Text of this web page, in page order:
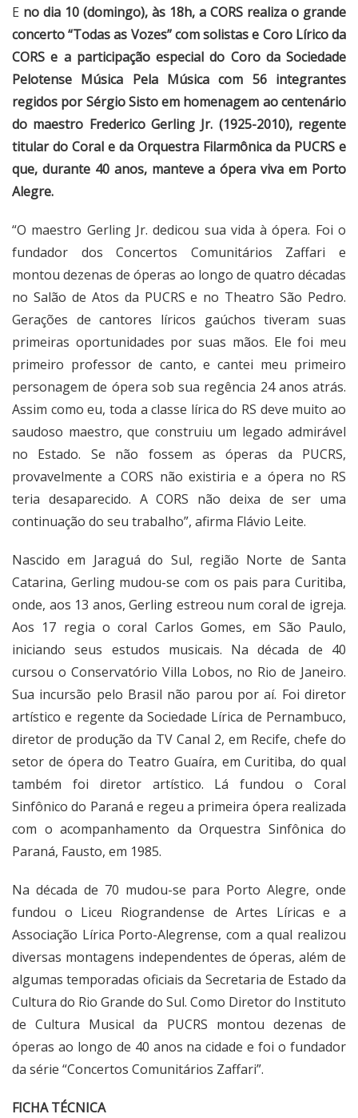
E no dia 10 (domingo), às 18h, a CORS realiza o grande
concerto “Todas as Vozes” com solistas e Coro Lírico da
CORS e a participação especial do Coro da Sociedade
Pelotense Música Pela Música com 56 integrantes
regidos por Sérgio Sisto em homenagem ao centenário
do maestro Frederico Gerling Jr. (1925-2010), regente
titular do Coral e da Orquestra Filarmônica da PUCRS e
que, durante 40 anos, manteve a ópera viva em Porto
Alegre.
“O maestro Gerling Jr. dedicou sua vida à ópera. Foi o
fundador dos Concertos Comunitários Zaffari e
montou dezenas de óperas ao longo de quatro décadas
no Salão de Atos da PUCRS e no Theatro São Pedro.
Gerações de cantores líricos gaúchos tiveram suas
primeiras oportunidades por suas mãos. Ele foi meu
primeiro professor de canto, e cantei meu primeiro
personagem de ópera sob sua regência 24 anos atrás.
Assim como eu, toda a classe lírica do RS deve muito ao
saudoso maestro, que construiu um legado admirável
no Estado. Se não fossem as óperas da PUCRS,
provavelmente a CORS não existiria e a ópera no RS
teria desaparecido. A CORS não deixa de ser uma
continuação do seu trabalho”, afirma Flávio Leite.
Nascido em Jaraguá do Sul, região Norte de Santa
Catarina, Gerling mudou-se com os pais para Curitiba,
onde, aos 13 anos, Gerling estreou num coral de igreja.
Aos 17 regia o coral Carlos Gomes, em São Paulo,
iniciando seus estudos musicais. Na década de 40
cursou o Conservatório Villa Lobos, no Rio de Janeiro.
Sua incursão pelo Brasil não parou por aí. Foi diretor
artístico e regente da Sociedade Lírica de Pernambuco,
diretor de produção da TV Canal 2, em Recife, chefe do
setor de ópera do Teatro Guaíra, em Curitiba, do qual
também foi diretor artístico. Lá fundou o Coral
Sinfônico do Paraná e regeu a primeira ópera realizada
com o acompanhamento da Orquestra Sinfônica do
Paraná, Fausto, em 1985.
Na década de 70 mudou-se para Porto Alegre, onde
fundou o Liceu Riograndense de Artes Líricas e a
Associação Lírica Porto-Alegrense, com a qual realizou
diversas montagens independentes de óperas, além de
algumas temporadas oficiais da Secretaria de Estado da
Cultura do Rio Grande do Sul. Como Diretor do Instituto
de Cultura Musical da PUCRS montou dezenas de
óperas ao longo de 40 anos na cidade e foi o fundador
da série “Concertos Comunitários Zaffari”.
FICHA TÉCNICA